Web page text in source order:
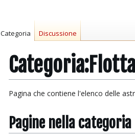
Vai
navigazione
Vai
ricerca
Pagina che contiene l'elenco delle
Pagine nella
Categoria Discussione